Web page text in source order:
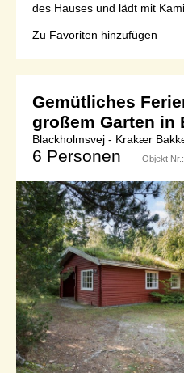
des Hauses und lädt mit
Zu Favoriten hinzufügen
Gemütliches
großem Garten in
Blackholmsvej - Krakær
6 Personen Objekt Nr.: